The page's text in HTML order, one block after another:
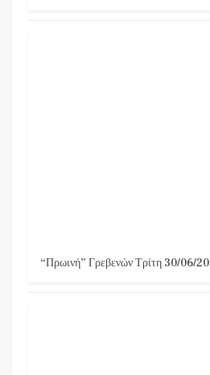
“Πρωινή” Γρεβενών Τρίτη 30/06/20